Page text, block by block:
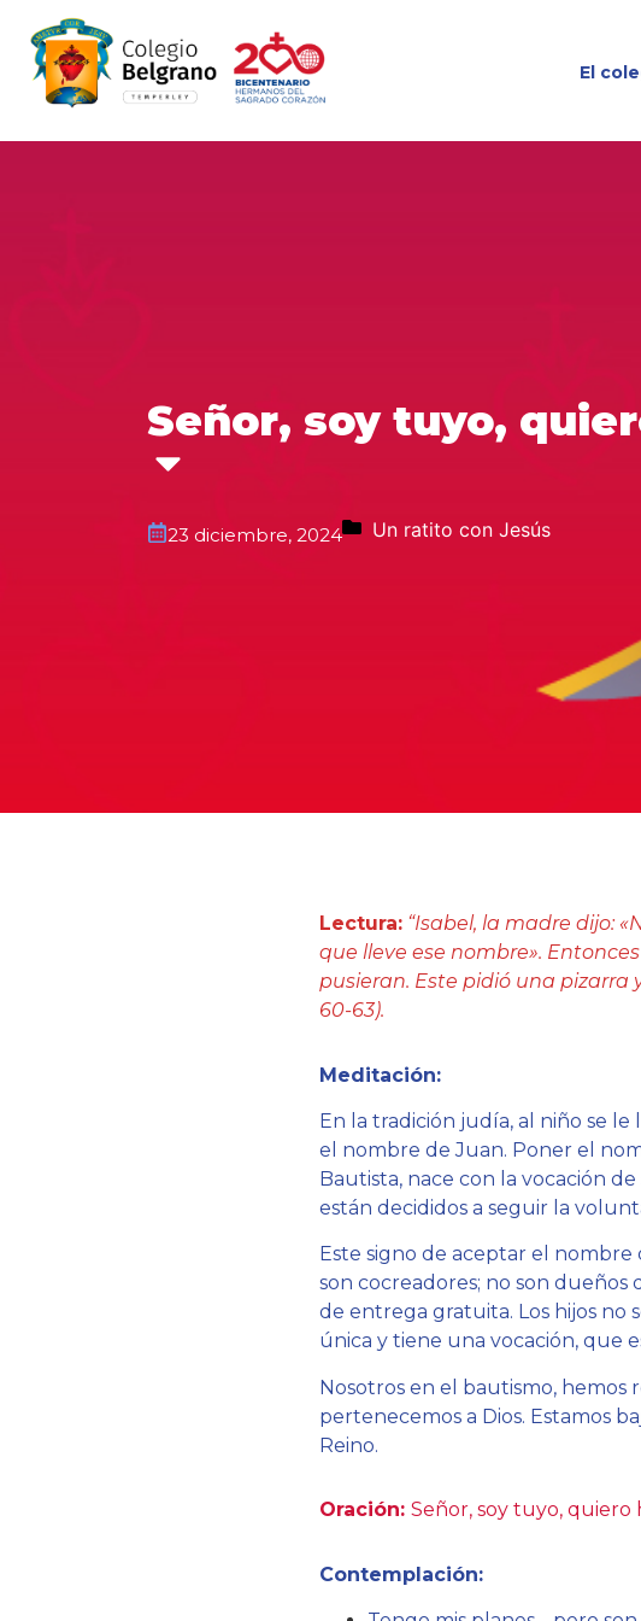
El
Señor, soy tuyo,
23 diciembre, 2024 Un ratito con Jesús
Lectura: “Isabel, la madre dijo:
que lleve ese nombre».
pusieran. Este pidió una pizarra
60-63).
Meditación:
En la tradición judía, al niño se le
el nombre de Juan. Poner el
Bautista, nace con la vocación
están decididos a seguir la
Este signo de aceptar el
son cocreadores; no son dueños
de entrega gratuita. Los hijos no
única y tiene una vocación, que
Nosotros en el bautismo, hemos
pertenecemos a Dios. Estamos
Reino.
Oración: Señor, soy tuyo,
Contemplación: